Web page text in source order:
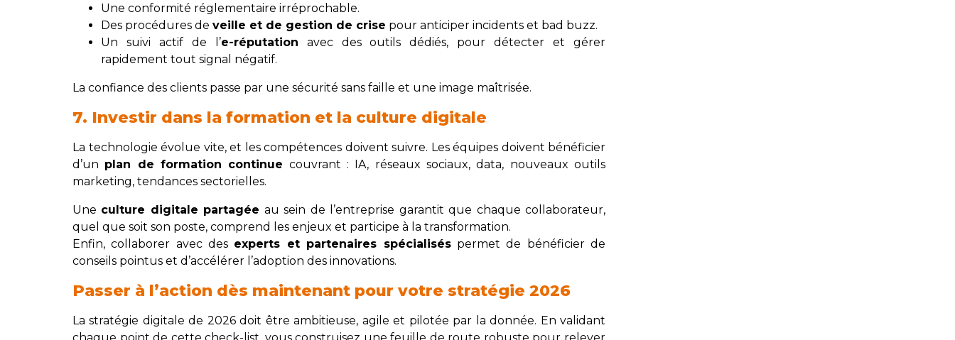
Une conformité réglementaire irréprochable.
Des procédures de veille et de gestion de crise pour anticiper incidents et bad buzz.
Un suivi actif de l’e-réputation avec des outils dédiés, pour détecter et gérer
rapidement tout signal négatif.
La confiance des clients passe par une sécurité sans faille et une image maîtrisée.
7. Investir dans la formation et la culture digitale
La technologie évolue vite, et les compétences doivent suivre. Les équipes doivent bénéficier
d’un plan de formation continue couvrant : IA, réseaux sociaux, data, nouveaux outils
marketing, tendances sectorielles.
Une culture digitale partagée au sein de l’entreprise garantit que chaque collaborateur,
quel que soit son poste, comprend les enjeux et participe à la transformation.
Enfin, collaborer avec des experts et partenaires spécialiséspermet de bénéficier de
conseils pointus et d’accélérer l’adoption des innovations.
Passer à l’action dès maintenant pour votre stratégie 2026
La stratégie digitale de 2026 doit être ambitieuse, agile et pilotée par la donnée. En validant